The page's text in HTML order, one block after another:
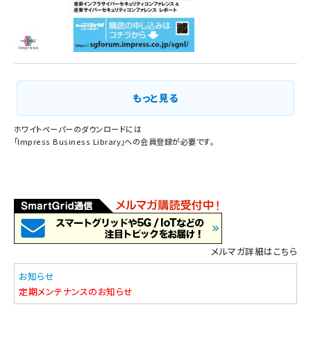
もっと見る
ホワイトペーパーのダウンロードには
「Impress Business Library」への会員登録が必要です。
メルマガ詳細はこちら
お知らせ
定期メンテナンスのお知らせ